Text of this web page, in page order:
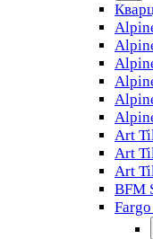
Art
Art
Art
BFM